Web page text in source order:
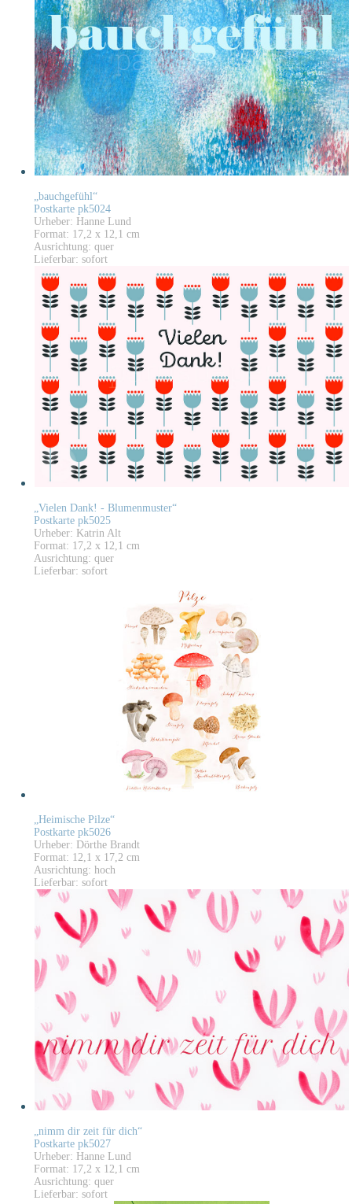
„bauchgefühl“
Postkarte pk5024
Urheber: Hanne Lund
Format: 17,2 x 12,1 cm
Ausrichtung: quer
Lieferbar: sofort
„Vielen Dank! - Blumenmuster“
Postkarte pk5025
Urheber: Katrin Alt
Format: 17,2 x 12,1 cm
Ausrichtung: quer
Lieferbar: sofort
„Heimische Pilze“
Postkarte pk5026
Urheber: Dörthe Brandt
Format: 12,1 x 17,2 cm
Ausrichtung: hoch
Lieferbar: sofort
„nimm dir zeit für dich“
Postkarte pk5027
Urheber: Hanne Lund
Format: 17,2 x 12,1 cm
Ausrichtung: quer
Lieferbar: sofort